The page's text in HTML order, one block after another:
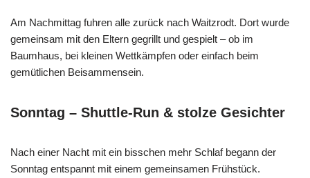
Am Nachmittag fuhren alle zurück nach Waitzrodt. Dort wurde
gemeinsam mit den Eltern gegrillt und gespielt – ob im
Baumhaus, bei kleinen Wettkämpfen oder einfach beim
gemütlichen Beisammensein.
Sonntag – Shuttle-Run & stolze Gesichter
Nach einer Nacht mit ein bisschen mehr Schlaf begann der
Sonntag entspannt mit einem gemeinsamen Frühstück.